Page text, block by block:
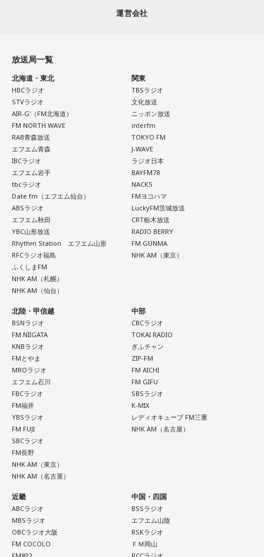
運営会社
放送局一覧
北海道・東北
HBCラジオ
STVラジオ
AIR-G'（FM北海道）
FM NORTH WAVE
RAB青森放送
エフエム青森
IBCラジオ
エフエム岩手
tbcラジオ
Date fm（エフエム仙台）
ABSラジオ
エフエム秋田
YBC山形放送
Rhythm Station エフエム山形
RFCラジオ福島
ふくしまFM
NHK AM（札幌）
NHK AM（仙台）
関東
TBSラジオ
文化放送
ニッポン放送
interfm
TOKYO FM
J-WAVE
ラジオ日本
BAYFM78
NACK5
FMヨコハマ
LuckyFM茨城放送
CRT栃木放送
RADIO BERRY
FM GUNMA
NHK AM（東京）
北陸・甲信越
BSNラジオ
FM NIIGATA
KNBラジオ
FMとやま
MROラジオ
エフエム石川
FBCラジオ
FM福井
YBSラジオ
FM FUJI
SBCラジオ
FM長野
NHK AM（東京）
NHK AM（名古屋）
中部
CBCラジオ
TOKAI RADIO
ぎふチャン
ZIP-FM
FM AICHI
FM GIFU
SBSラジオ
K-MIX
レディオキューブ FM三重
NHK AM（名古屋）
近畿
ABCラジオ
MBSラジオ
OBCラジオ大阪
FM COCOLO
中国・四国
BSSラジオ
エフエム山陰
RSKラジオ
ＦＭ岡山